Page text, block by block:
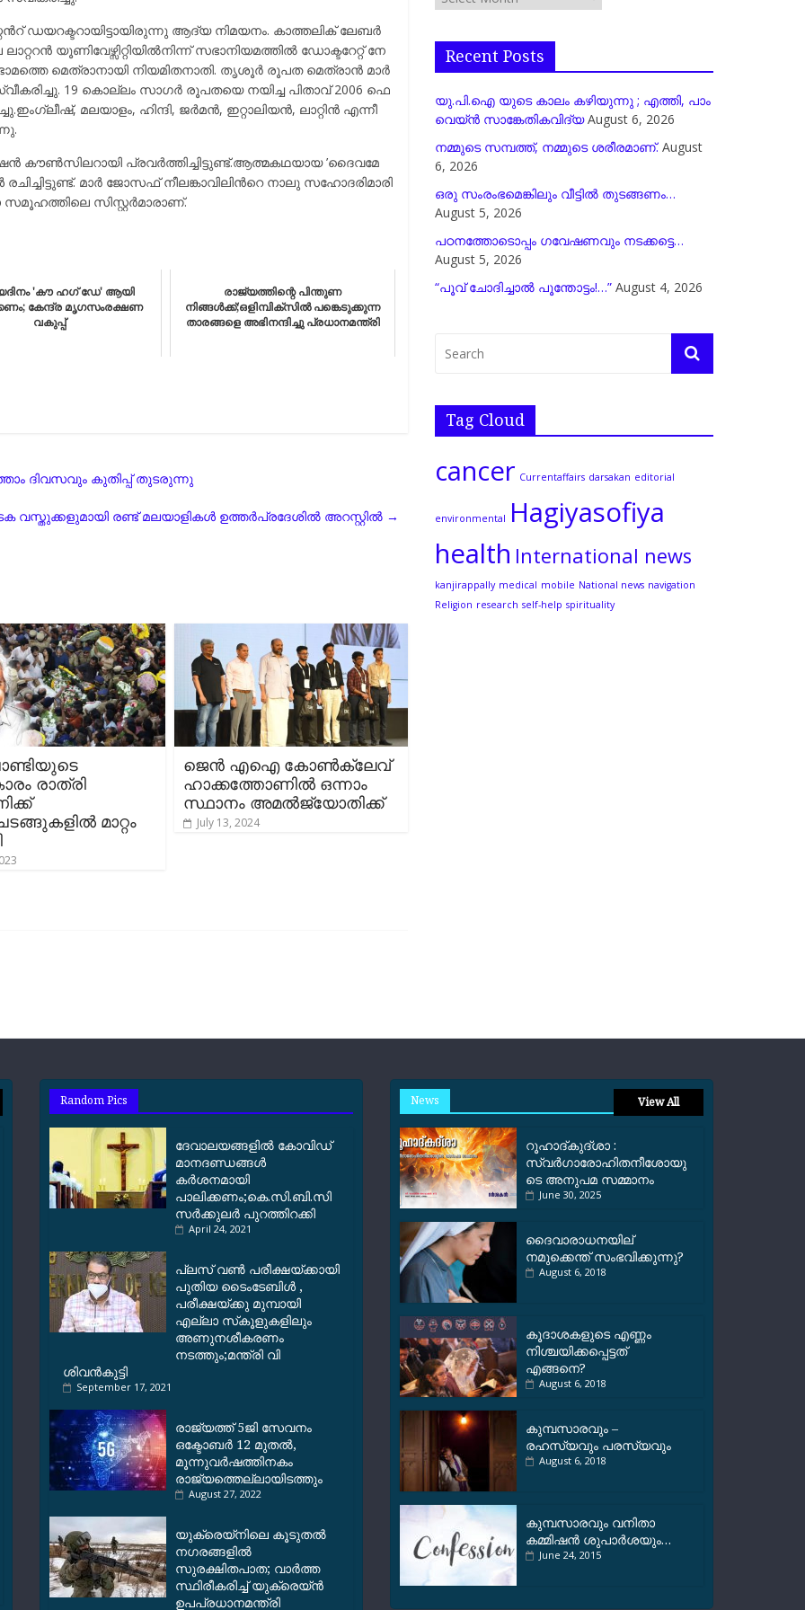
ആ​ദ്യ നി​മ​യ​നം. കാ​ത്ത​ലി​ക് ലേ​ബ​ർ
യൂ​ണി​വേ​ഴ്സി​റ്റി​യി​ൽ​നി​ന്ന് സ​ഭാ​നി​യ​മ​ത്തി​ൽ ഡോ​ക്ട​റേ​റ്റ് നേ​
മെ​ത്രാ​നാ​യി നി​യ​മി​ത​നാ​തി. തൃ​ശൂ​ർ രൂ​പ​ത മെ​ത്രാ​ൻ മാ​ർ
19 കൊ​ല്ലം സാ​ഗ​ർ രൂ​പ​ത​യെ ന​യി​ച്ച പി​താ​വ് 2006 ഫെ​
മ​ല​യാ​ളം, ഹി​ന്ദി, ജ​ർ​മ​ൻ, ഇ​റ്റാ​ലി​യ​ൻ, ലാ​റ്റി​ൻ എ​ന്നീ
പ്ര​വ​ർ​ത്തി​ച്ചി​ട്ടു​ണ്ട്.ആ​ത്മ​ക​ഥ​യാ​യ ’ദൈ​വ​മേ
മാ​ർ ജോ​സ​ഫ് നീ​ല​ങ്കാ​വി​ലി​ന്‍റെ നാ​ലു സ​ഹോ​ദ​രി​മാ​രി​
സി​സ്റ്റ​ർ​മാ​രാ​ണ്.
'കൗ ഹഗ് ഡേ' ആയി
കേന്ദ്ര മൃഗസംരക്ഷണ
വകുപ്പ്
രാജ്യത്തിന്റെ പിന്തുണ
നിങ്ങൾക്ക്;ഒളിമ്പിക്സിൽ പങ്കെടുക്കുന്ന
താരങ്ങളെ അഭിനന്ദിച്ചു പ്രധാനമന്ത്രി
ദിവസവും കുതിപ്പ് തുടരുന്നു
വസ്തുക്കളുമായി രണ്ട് മലയാളികള്‍ ഉത്തര്‍പ്രദേശില്‍ അറസ്റ്റില്‍ →
രാത്രി
മാറ്റം
ജെൻ എഐ കോൺക്ലേവ്
ഹാക്കത്തോണിൽ ഒന്നാം
സ്ഥാനം അമൽജ്യോതിക്ക്‌
July 13, 2024
Recent Posts
യു.പി.ഐ യുടെ കാലം കഴിയുന്നു ; എത്തി, പാം
വെയ്ൻ സാങ്കേതികവിദ്യ August 6, 2026
നമ്മുടെ സമ്പത്ത്, നമ്മുടെ ശരീരമാണ്. August
6, 2026
ഒരു സംരംഭമെങ്കിലും വീട്ടിൽ തുടങ്ങണം…
August 5, 2026
പഠനത്തോടൊപ്പം ഗവേഷണവും നടക്കട്ടെ…
August 5, 2026
“പൂവ് ചോദിച്ചാൽ പൂന്തോട്ടം!…” August 4, 2026
Tag Cloud
cancer Currentaffairs darsakan editorial
environmental Hagiyasofiya
health International news
kanjirappally medical mobile National news navigation
Religion research self-help spirituality
Random Pics
ദേവാലയങ്ങളില്‍ കോവിഡ്
മാനദണ്ഡങ്ങൾ
കര്‍ശനമായി
പാലിക്കണം;കെ.സി.ബി.സി
സര്‍ക്കുലർ പുറത്തിറക്കി
April 24, 2021
പ്ലസ് വണ്‍ പരീക്ഷയ്ക്കായി
പുതിയ ടൈംടേബിള്‍ ,
പരീക്ഷയ്ക്കു മുമ്പായി
എല്ലാ സ്‌കൂളുകളിലും
അണുനശീകരണം
നടത്തും;മന്ത്രി വി
ശിവന്‍കുട്ടി
September 17, 2021
രാജ്യത്ത് 5ജി സേവനം
ഒക്ടോബർ 12 മുതൽ,
മൂന്നുവർഷത്തിനകം
രാജ്യത്തെല്ലായിടത്തും
August 27, 2022
യുക്രെയ്നിലെ കൂടുതൽ
നഗരങ്ങളിൽ
സുരക്ഷിതപാത; വാർത്ത
സ്ഥിരീകരിച്ച് യുക്രെയ്ൻ
ഉപപ്രധാനമന്ത്രി
News View All
റൂഹാദ്‌കുദ്‌ശാ :
സ്വർഗാരോഹിതനീശോയു
ടെ അനുപമ സമ്മാനം
June 30, 2025
ദൈവാരാധനയില്
നമുക്കെന്ത് സംഭവിക്കുന്നു?
August 6, 2018
കൂദാശകളുടെ എണ്ണം
നിശ്ചയിക്കപ്പെട്ടത്
എങ്ങനെ?
August 6, 2018
കുമ്പസാരവും –
രഹസ്യവും പരസ്യവും
August 6, 2018
കുമ്പസാരവും വനിതാ
കമ്മിഷന്‍ ശുപാര്‍ശയും…
June 24, 2015